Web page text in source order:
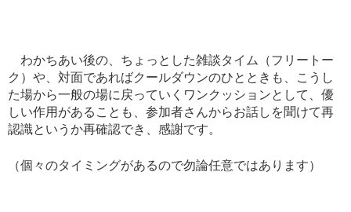
わかちあい後の、ちょっとした雑談タイム（フリートー
ク）や、対面であればクールダウンのひとときも、こうし
た場から一般の場に戻っていくワンクッションとして、優
しい作用があることも、参加者さんからお話しを聞けて再
認識というか再確認でき、感謝です。
（個々のタイミングがあるので勿論任意ではあります）